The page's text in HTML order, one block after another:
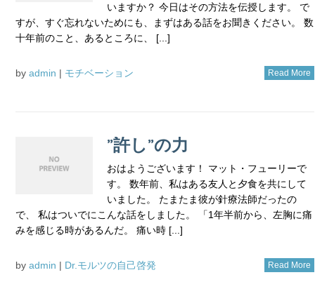
いますか？ 今日はその方法を伝授します。 で
すが、すぐ忘れないためにも、まずはある話をお聞きください。 数
十年前のこと、あるところに、 [...]
by admin | モチベーション Read More
”許し”の力
おはようございます！ マット・フューリーで
す。 数年前、私はある友人と夕食を共にして
いました。 たまたま彼が針療法師だったの
で、 私はついでにこんな話をしました。 「1年半前から、左胸に痛
みを感じる時があるんだ。 痛い時 [...]
by admin | Dr.モルツの自己啓発 Read More